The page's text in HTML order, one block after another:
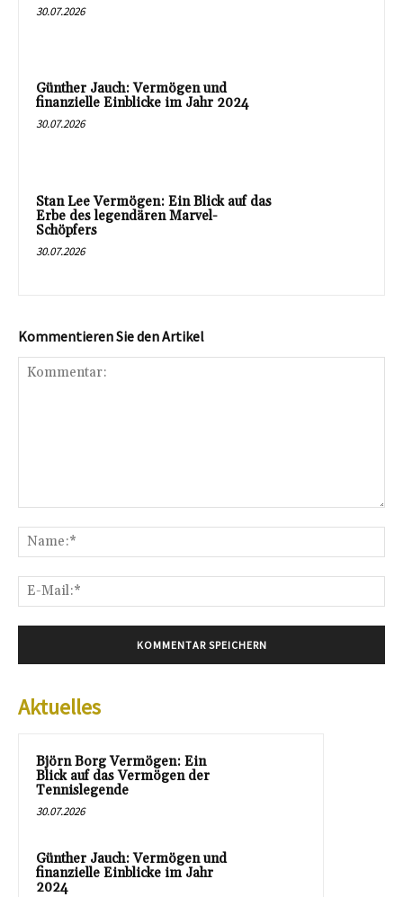
30.07.2026
Günther Jauch: Vermögen und
finanzielle Einblicke im Jahr 2024
30.07.2026
Stan Lee Vermögen: Ein Blick auf das
Erbe des legendären Marvel-
Schöpfers
30.07.2026
Kommentieren Sie den Artikel
Aktuelles
Björn Borg Vermögen: Ein
Blick auf das Vermögen der
Tennislegende
30.07.2026
Günther Jauch: Vermögen und
finanzielle Einblicke im Jahr
2024